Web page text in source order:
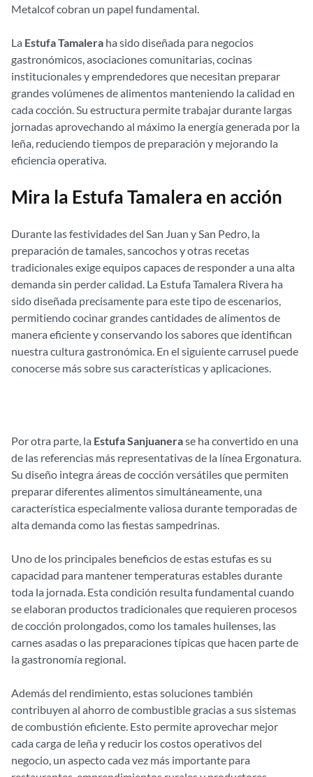
Metalcof cobran un papel fundamental.
La Estufa Tamalera ha sido diseñada para negocios
gastronómicos, asociaciones comunitarias, cocinas
institucionales y emprendedores que necesitan preparar
grandes volúmenes de alimentos manteniendo la calidad en
cada cocción. Su estructura permite trabajar durante largas
jornadas aprovechando al máximo la energía generada por la
leña, reduciendo tiempos de preparación y mejorando la
eficiencia operativa.
Mira la Estufa Tamalera en acción
Durante las festividades del San Juan y San Pedro, la
preparación de tamales, sancochos y otras recetas
tradicionales exige equipos capaces de responder a una alta
demanda sin perder calidad. La Estufa Tamalera Rivera ha
sido diseñada precisamente para este tipo de escenarios,
permitiendo cocinar grandes cantidades de alimentos de
manera eficiente y conservando los sabores que identifican
nuestra cultura gastronómica. En el siguiente carrusel puede
conocerse más sobre sus características y aplicaciones.
Por otra parte, la Estufa Sanjuanerase ha convertido en una
de las referencias más representativas de la línea Ergonatura.
Su diseño integra áreas de cocción versátiles que permiten
preparar diferentes alimentos simultáneamente, una
característica especialmente valiosa durante temporadas de
alta demanda como las fiestas sampedrinas.
Uno de los principales beneficios de estas estufas es su
capacidad para mantener temperaturas estables durante
toda la jornada. Esta condición resulta fundamental cuando
se elaboran productos tradicionales que requieren procesos
de cocción prolongados, como los tamales huilenses, las
carnes asadas o las preparaciones típicas que hacen parte de
la gastronomía regional.
Además del rendimiento, estas soluciones también
contribuyen al ahorro de combustible gracias a sus sistemas
de combustión eficiente. Esto permite aprovechar mejor
cada carga de leña y reducir los costos operativos del
negocio, un aspecto cada vez más importante para